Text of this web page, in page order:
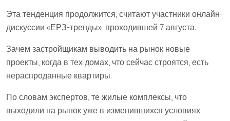
Эта тенденция продолжится, считают участники онлайн-
дискуссии «ЕРЗ-тренды», проходившей 7 августа.
Зачем застройщикам выводить на рынок новые
проекты, когда в тех домах, что сейчас строятся, есть
нераспроданные квартиры.
По словам экспертов, те жилые комплексы, что
выходили на рынок уже в изменившихся условиях